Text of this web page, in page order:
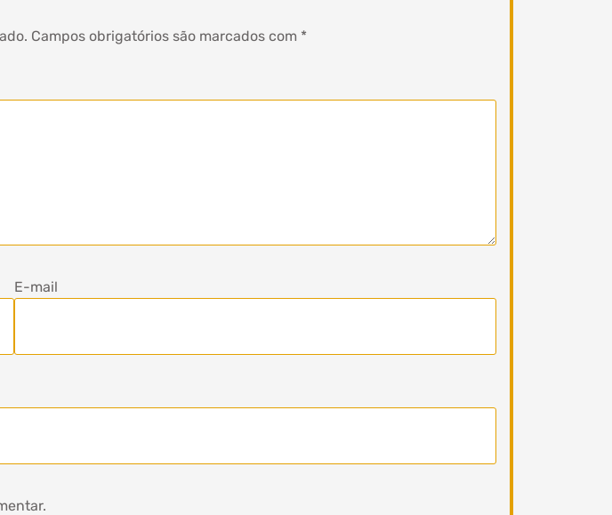
Campos obrigatórios são marcados com *
E-mail